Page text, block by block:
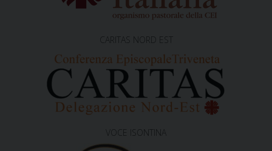
CARITAS NORD EST
VOCE ISONTINA